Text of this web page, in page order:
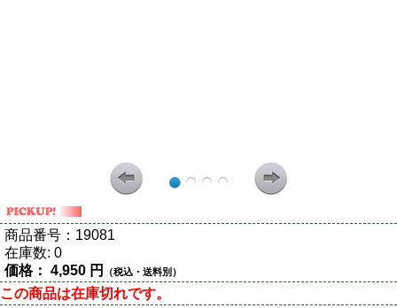
商品番号： 19081
在庫数: 0
価格： 4,950 円 （税込・送料別）
この商品は在庫切れです。